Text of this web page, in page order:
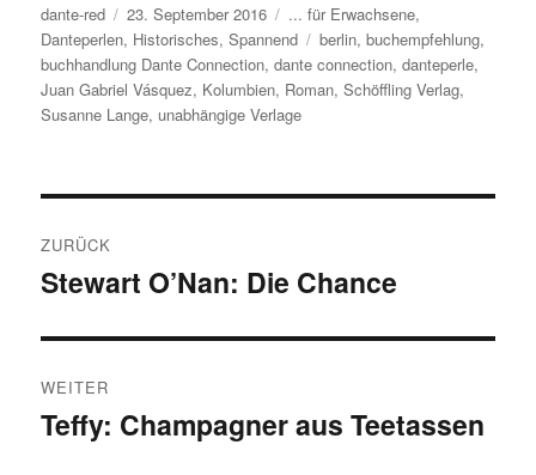
Autor
dante-red
Veröffentlicht
am
23. September 2016 Kategorien
... für Erwachsene,
Danteperlen, Historisches,Spannend Schlagwörter
berlin,buchempfehlung,
buchhandlung Dante Connection,dante connection,danteperle,
Juan Gabriel Vásquez, Kolumbien, Roman,Schöffling Verlag,
Susanne Lange, unabhängige Verlage
ZURÜCK
Vorheriger
Stewart O’Nan: Die Chance
WEITER
Nächster
Teffy: Champagner aus Teetassen